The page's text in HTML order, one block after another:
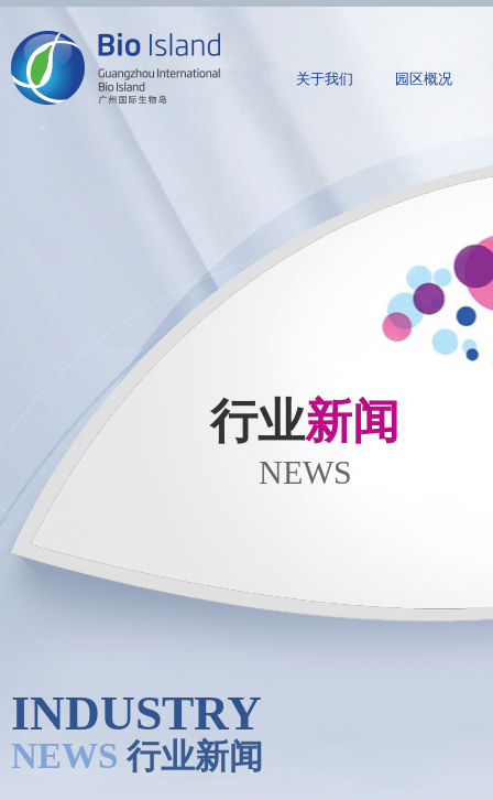
关于我们 园区概况
行业新闻
NEWS
INDUSTRY
NEWS 行业新闻